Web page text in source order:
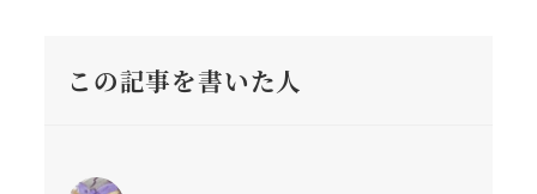
この記事を書いた人